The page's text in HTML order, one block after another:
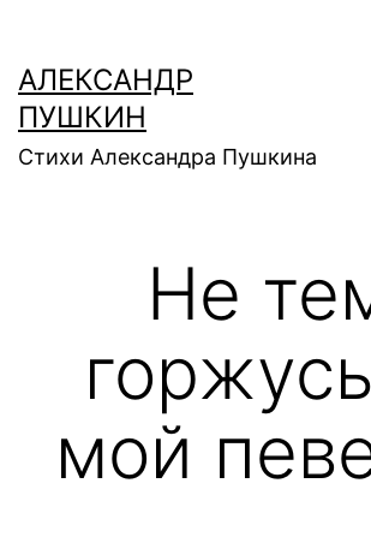
содержимому
АЛЕКСАНДР
ПУШКИН
Стихи Александра Пушкина
Не
мой